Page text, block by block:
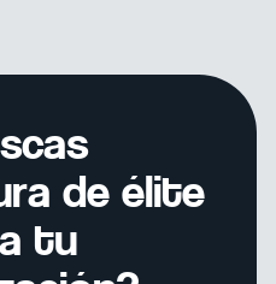
de élite
tu